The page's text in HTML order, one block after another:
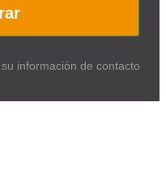
información de contacto